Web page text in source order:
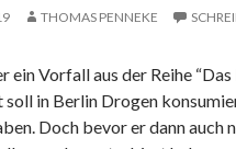
THOMAS PENNEKE
ein Vorfall aus der Reihe “Das
soll in Berlin Drogen
Doch bevor er dann auch